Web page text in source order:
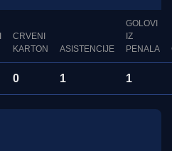
CRVENI
KARTON
ASISTENCIJE
GOLOVI
IZ
PENALA
0 1 1